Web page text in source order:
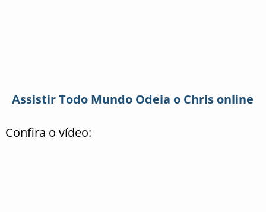
Assistir Todo Mundo Odeia o Chris online
Confira o vídeo: